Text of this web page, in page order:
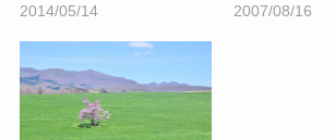
2014/05/14
2007/08/16